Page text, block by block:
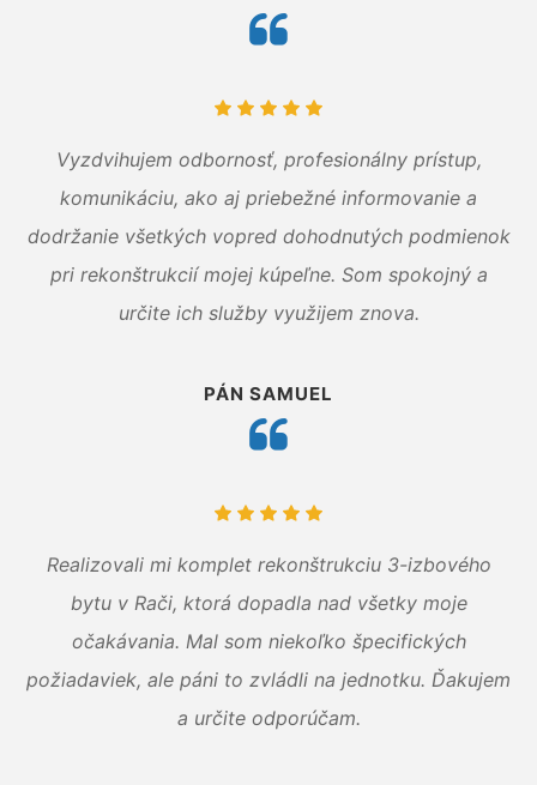
Vyzdvihujem odbornosť, profesionálny prístup,
komunikáciu, ako aj priebežné informovanie a
dodržanie všetkých vopred dohodnutých podmienok
pri rekonštrukcií mojej kúpeľne. Som spokojný a
určite ich služby využijem znova.
PÁN SAMUEL
Realizovali mi komplet rekonštrukciu 3-izbového
bytu v Rači, ktorá dopadla nad všetky moje
očakávania. Mal som niekoľko špecifických
požiadaviek, ale páni to zvládli na jednotku. Ďakujem
a určite odporúčam.